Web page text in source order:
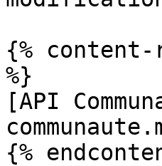
{% content-
%}
[API
{%